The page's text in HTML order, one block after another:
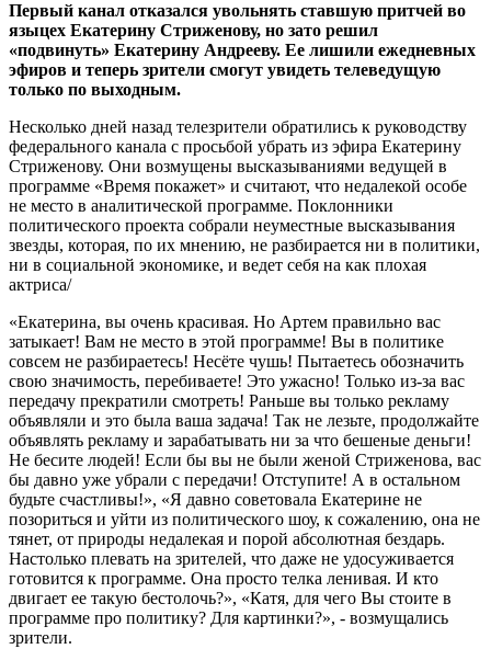
Первый канал отказался увольнять ставшую притчей во
языцех Екатерину Стриженову, но зато решил
«подвинуть» Екатерину Андрееву. Ее лишили ежедневных
эфиров и теперь зрители смогут увидеть телеведущую
только по выходным.
Несколько дней назад телезрители обратились к руководству
федерального канала с просьбой убрать из эфира Екатерину
Стриженову. Они возмущены высказываниями ведущей в
программе «Время покажет» и считают, что недалекой особе
не место в аналитической программе. Поклонники
политического проекта собрали неуместные высказывания
звезды, которая, по их мнению, не разбирается ни в политики,
ни в социальной экономике, и ведет себя на как плохая
актриса/
«Екатерина, вы очень красивая. Но Артем правильно вас
затыкает! Вам не место в этой программе! Вы в политике
совсем не разбираетесь! Несёте чушь! Пытаетесь обозначить
свою значимость, перебиваете! Это ужасно! Только из-за вас
передачу прекратили смотреть! Раньше вы только рекламу
объявляли и это была ваша задача! Так не лезьте, продолжайте
объявлять рекламу и зарабатывать ни за что бешеные деньги!
Не бесите людей! Если бы вы не были женой Стриженова, вас
бы давно уже убрали с передачи! Отступите! А в остальном
будьте счастливы!», «Я давно советовала Екатерине не
позориться и уйти из политического шоу, к сожалению, она не
тянет, от природы недалекая и порой абсолютная бездарь.
Настолько плевать на зрителей, что даже не удосуживается
готовится к программе. Она просто телка ленивая. И кто
двигает ее такую бестолочь?», «Катя, для чего Вы стоите в
программе про политику? Для картинки?», - возмущались
зрители.